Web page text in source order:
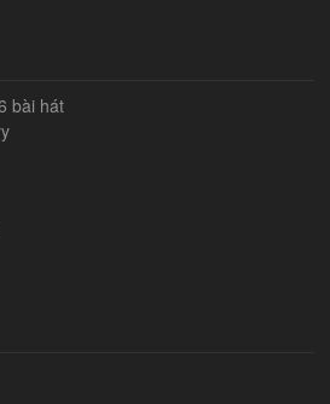
bài hát